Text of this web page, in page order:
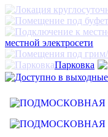
местной электросети
Парковка